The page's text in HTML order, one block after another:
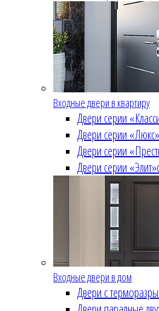
Входные двери в квартиру
Двери серии
Двери серии «Люкс»
Двери серии
Двери серии «Элит»
Входные двери в дом
Двери с